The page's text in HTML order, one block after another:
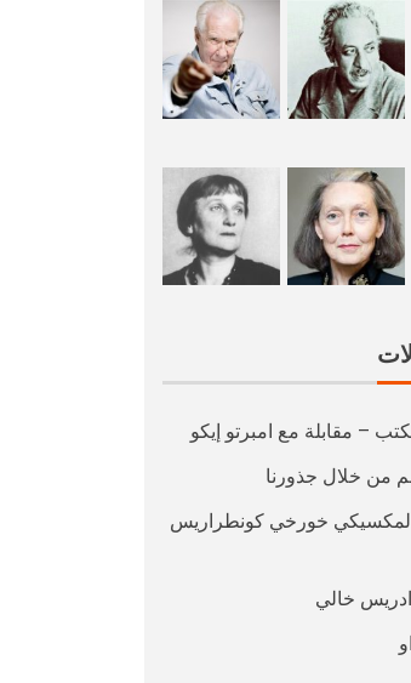
– مقابلة مع امبرتو إيكو
من خلال جذورنا
خورخي كونطراريس
ادريس خالي